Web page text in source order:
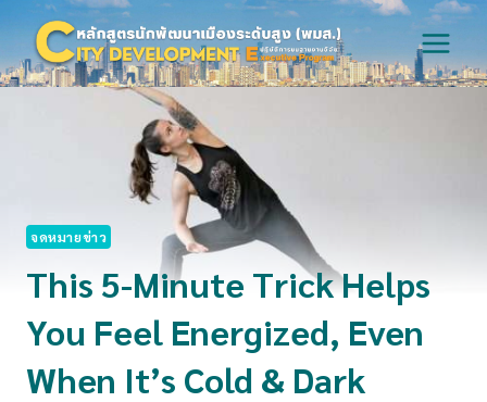
content
จดหมายข่าว
This 5-Minute Trick Helps
You Feel Energized, Even
When It’s Cold & Dark